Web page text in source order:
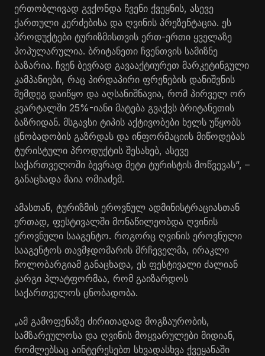
ერთობლივად გვქონდა ჩვენი ქვეყნის, ასევე
ქართული კერძებისა და ღვინის პრეზენტაცია. ეს
პროდუქტები ტურიზმისთვის ერთ-ერთი ყველაზე
პოპულარულია. ბრიტანეთი ჩვენთვის სამიზნე
ბაზარია. ჩვენ ბევრად გავააქტიურეთ მარკეტინგული
კამპანიები, რაც პირდაპირი ფრენების დანიშვნის
შემდეგ დაიწყო და აღსანიშნავია, რომ პირველ ორ
კვარტალში 25%-იანი მატება გვაქვს ბრიტანეთის
ბაზრიდან. მსგავსი ტიპის აქტივობები ხელს უწყობს
ცნობადობის გაზრდას და ინფორმაციის მიწოდებას
ტურისტული პროდუქტის შესახებ, ასევე
საქართველოში ბევრად მეტი ტურისტის მოწვევას“, –
განაცხადა მაია ომიაძემ.
ამასთან, ტურიზმის ეროვნულ ადმინისტრაციასთან
ერთად, ფესტივალში მონაწილეობდა ღვინის
ეროვნული სააგენტო. როგორც ღვინის ეროვნული
სააგენტოს თავმჯდომარის მრჩეველმა, ირაკლი
ჩოლობარგიამ განაცხადა, ეს ფესტივალი ძალიან
კარგი პლატფორმაა, რომ გაიზარდოს
საქართველოს ცნობადობა.
„ამ გამოფენაზე ძირითადად მოგზაურობის,
სამზარეულოსა და ღვინის მოყვარულები მიდიან,
რომლებსაც აინტერესებთ სხვადასხვა ქვეყანაში